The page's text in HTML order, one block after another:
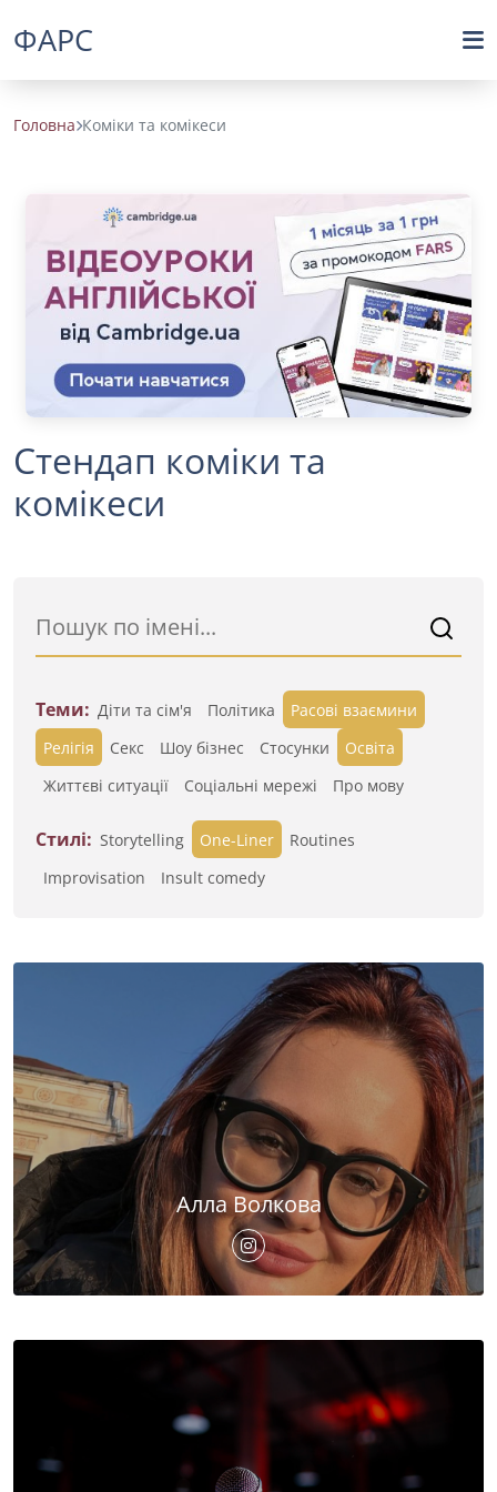
ФАРС
Головна Коміки та комікеси
Стендап коміки та
комікеси
Теми: Діти та сім'я Політика
Расові взаємини
Релігія
Секс Шоу бізнес Стосунки
Освіта
Життєві ситуації
Cоціальні мережі Про мову
Стилі: Storytelling One-Liner
Routines
Improvisation
Insult comedy
Алла Волкова